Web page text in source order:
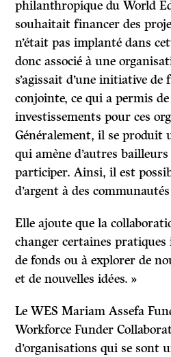
philanthropique du World
souhaitait financer des
n’était pas implanté dans
donc associé à une
s’agissait d’une initiative
conjointe, ce qui a permis de
investissements pour ces
Généralement, il se produit
qui amène d’autres
participer. Ainsi, il est
d’argent à des
Elle ajoute que la
changer certaines
de fonds ou à explorer de
et de nouvelles idées. »
Le WES Mariam Assefa
Workforce Funder
d’organisations qui se sont